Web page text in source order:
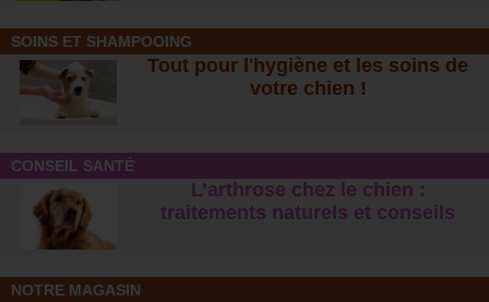
SOINS ET SHAMPOOING
Tout pour l'hygiène et les soins de
votre chien !
CONSEIL SANTÉ
L’arthrose chez le chien :
traitements naturels et conseil s
NOTRE MAGASIN